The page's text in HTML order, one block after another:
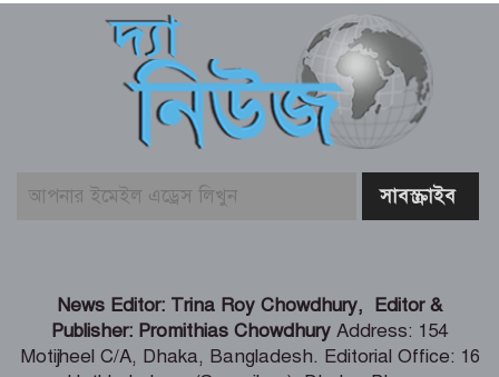
উন্নয়ন – তথ্যপ্রযুক্তি মন্ত্রী
বেনাপোল ইমিগ্রেশন পরিদর্শনে এসবি প্রধান,
যাত্রী হয়রানি বন্ধের নির্দেশ
কালীগঞ্জে শিক্ষার্থীদের দক্ষতা ও ক্যারিয়ার
উন্নয়ন বিষয়ক মোটিভেশনাল সেমিনার
শৈলকুপায় ৩ হাজার কৃষকের মাঝে
গ্রীষ্মকালীন পেঁয়াজের বীজ বিতরণ
News Editor: Trina Roy Chowdhury, Editor &
Publisher: Promithias Chowdhury Address: 154
Motijheel C/A, Dhaka, Bangladesh. Editorial Office: 16